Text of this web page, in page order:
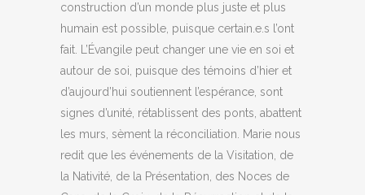
construction d’un monde plus juste et plus
humain est possible, puisque certain.e.s l’ont
fait. L’Évangile peut changer une vie en soi et
autour de soi, puisque des témoins d’hier et
d’aujourd’hui soutiennent l’espérance, sont
signes d’unité, rétablissent des ponts, abattent
les murs, sèment la réconciliation. Marie nous
redit que les événements de la Visitation, de
la Nativité, de la Présentation, des Noces de